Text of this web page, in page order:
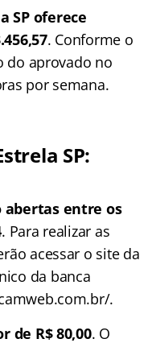
SP oferece
. Conforme o
do aprovado no
por semana.
SP:
abertas entre os
. Para realizar as
acessar o site da
da banca
.
de R$ 80,00. O